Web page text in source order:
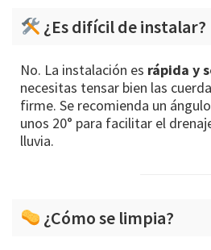
¿Es difícil de instalar?
No. La instalación es rápida y
necesitas tensar bien las
firme. Se recomienda un
unos 20° para facilitar el
lluvia.
¿Cómo se limpia?